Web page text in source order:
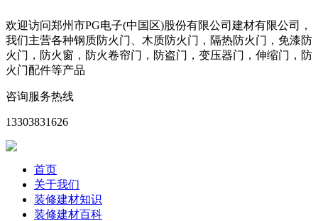
欢迎访问郑州市PG电子(中国区)股份有限公司建材有限公司，
我们主营各种钢质防火门、木质防火门，隔热防火门，免漆防
火门，防火窗，防火卷帘门，防盗门，变压器门，伸缩门，防
火门配件等产品
咨询服务热线
13303831626
首页
关于我们
装修建材知识
装修建材百科